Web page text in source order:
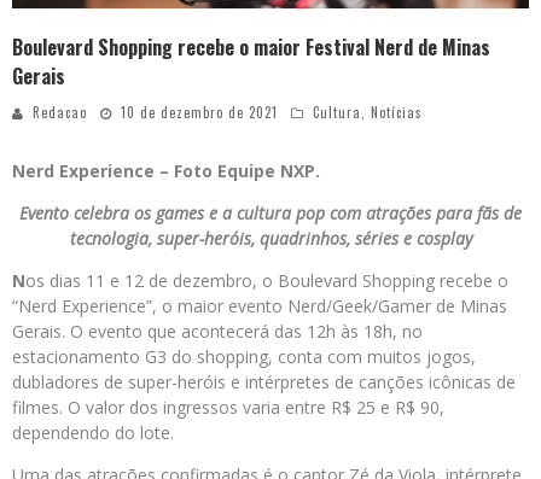
Boulevard Shopping recebe o maior Festival Nerd de Minas
Gerais
Redacao 10 de dezembro de 2021 Cultura, Notícias
Nerd Experience – Foto Equipe NXP.
Evento celebra os games e a cultura pop com atrações para fãs de
tecnologia, super-heróis, quadrinhos, séries e cosplay
Nos dias 11 e 12 de dezembro, o Boulevard Shopping recebe o
“Nerd Experience”, o maior evento Nerd/Geek/Gamer de Minas
Gerais. O evento que acontecerá das 12h às 18h, no
estacionamento G3 do shopping, conta com muitos jogos,
dubladores de super-heróis e intérpretes de canções icônicas de
filmes. O valor dos ingressos varia entre R$ 25 e R$ 90,
dependendo do lote.